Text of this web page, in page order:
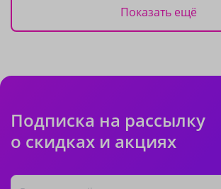
Показать ещё
Подписка на рассылку
о скидках и акциях